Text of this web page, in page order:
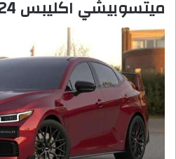
ميتسوبيشي اكليبس 2024 وأسعارها